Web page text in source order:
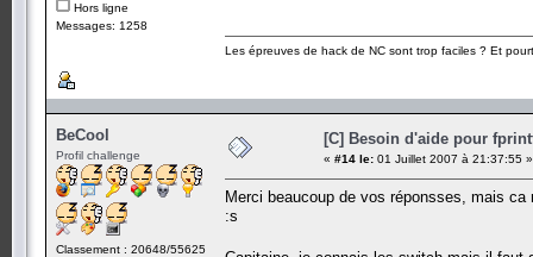
Hors ligne
Messages: 1258
Les épreuves de hack de NC sont trop faciles ? Et
BeCool
Profil challenge
Classement : 20648/55625
[C] Besoin d'aide pour
« #14 le: 01 Juillet 2007 à 21:37:55 »
Merci beaucoup de vos réponsses, mais
:s